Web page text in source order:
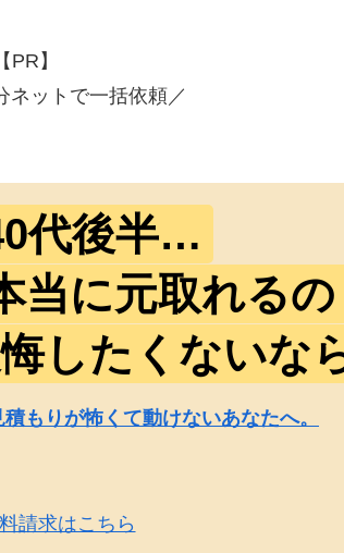
【PR】
ネットで一括依頼／
代後半…
に元取れるの
したくないなら
もりが怖くて動けないあなたへ。
請求はこちら